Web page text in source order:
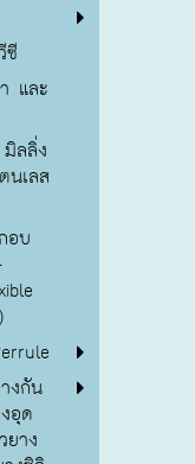
ซี
และ
ลลิ่ง
เลส
อบ
งกัน
อุด
าง